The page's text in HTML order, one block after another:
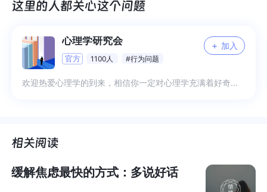
心理学研究会
官方 1100人 #行为问题
+ 加入
欢迎热爱心理学的到来，相信你一定对心理学充满着好奇，一起用专业知识来分享未知吧 1、日常分享专业知识解读 2、日常困扰互帮互助 3、专业交流与答疑 4、更多希望你来补充
缓解焦虑最快的方式：多说好话